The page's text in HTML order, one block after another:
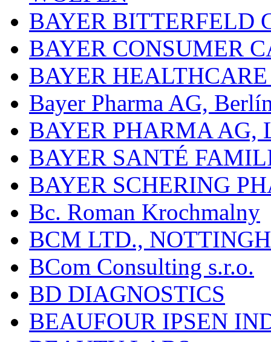
BAYER BITTERFELD
BAYER CONSUMER
BAYER
Bayer Pharma AG,
BAYER PHARMA AG,
BAYER SANTÉ
BAYER SCHERING
Bc. Roman Krochmalny
BCM LTD.,
BCom Consulting s.r.o.
BD DIAGNOSTICS
BEAUFOUR IPSEN